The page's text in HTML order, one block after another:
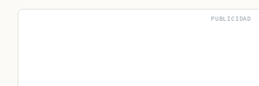
PUBLICIDAD